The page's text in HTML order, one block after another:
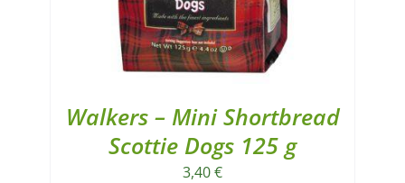
Walkers – Mini Shortbread
Scottie Dogs 125 g
3,40€